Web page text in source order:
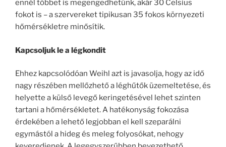
ennél többet is megengedhetünk, akár 30 Celsius
fokot is – a szervereket tipikusan 35 fokos környezeti
hőmérsékletre minősítik.
Kapcsoljuk le a légkondit
Ehhez kapcsolódóan Weihl azt is javasolja, hogy az idő
nagy részében mellőzhető a léghűtők üzemeltetése, és
helyette a külső levegő keringetésével lehet szinten
tartani a hőmérsékletet. A hatékonyság fokozása
érdekében a lehető legjobban el kell szeparálni
egymástól a hideg és meleg folyosókat, nehogy